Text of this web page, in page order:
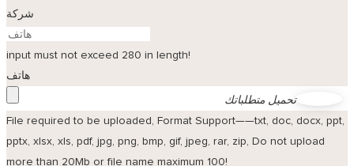
شركة
input must not exceed 280 in length!
هاتف
تحميل متطلباتك
File required to be uploaded, Format Support——txt, doc, docx, ppt,
pptx, xlsx, xls, pdf, jpg, png, bmp, gif, jpeg, rar, zip, Do not upload
more than 20Mb or file name maximum 100!